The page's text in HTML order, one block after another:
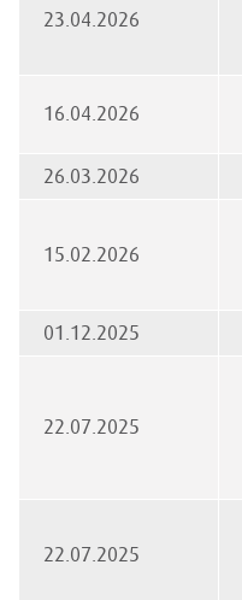
23.04.2026
16.04.2026
26.03.2026
15.02.2026
01.12.2025
22.07.2025
22.07.2025